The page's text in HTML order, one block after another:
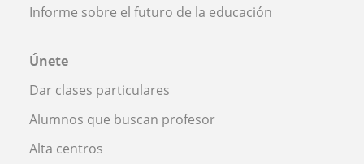
Informe sobre el futuro de la educación
Únete
Dar clases particulares
Alumnos que buscan profesor
Alta centros